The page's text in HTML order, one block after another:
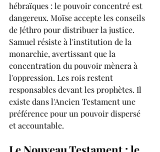
hébraïques : le pouvoir concentré est
dangereux. Moïse accepte les conseils
de Jéthro pour distribuer la justice.
Samuel résiste à l'institution de la
monarchie, avertissant que la
concentration du pouvoir mènera à
l'oppression. Les rois restent
responsables devant les prophètes. Il
existe dans l'Ancien Testament une
préférence pour un pouvoir dispersé
et accountable.